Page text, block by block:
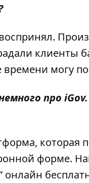
клиенты
могу
про
которая
форме.
онлайн